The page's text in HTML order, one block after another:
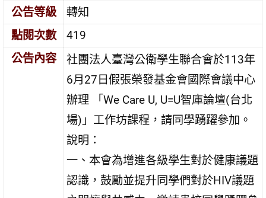
公告等級
轉知
點閱次數
419
公告內容
社團法人臺灣公衛學生聯合會於113年
6月27日假張榮發基金會國際會議中心
辦理 「We Care U, U=U智庫論壇(台北
場)」工作坊課程，請同學踴躍參加。
說明：
一、本會為增進各級學生對於健康議題
認識，鼓勵並提升同學們對於HIV議題